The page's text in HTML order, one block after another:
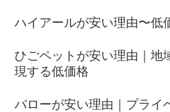
ハイアールが安い理由〜低
ひごペットが安い理由｜地
現する低価格
バローが安い理由｜プライ